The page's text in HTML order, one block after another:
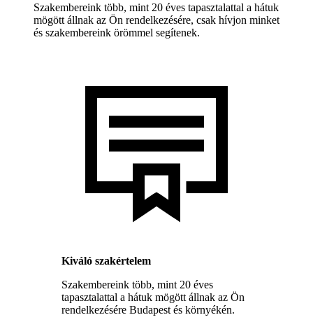
Szakembereink több, mint 20 éves tapasztalattal a hátuk
mögött állnak az Ön rendelkezésére, csak hívjon minket
és szakembereink örömmel segítenek.
Kiváló szakértelem
Szakembereink több, mint 20 éves
tapasztalattal a hátuk mögött állnak az Ön
rendelkezésére Budapest és környékén.